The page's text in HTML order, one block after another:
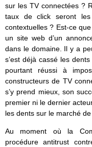
sur les TV connectées ?
taux de click seront
contextuelles ? Est-ce
un site web d’un
dans le domaine. Il y a
s’est déjà cassé les
pourtant réussi à
constructeurs de TV
s’y prend mieux, son
premier ni le dernier
les dents sur le marché de
Au moment où la
procédure antitrust